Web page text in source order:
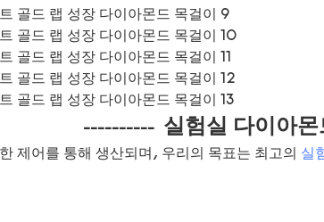
---------- 실험실 다이아몬
제어를 통해 생산되며, 우리의 목표는 최고의 실